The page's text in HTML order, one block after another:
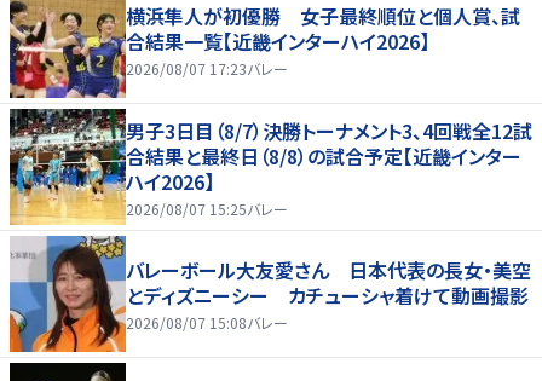
横浜隼人が初優勝 女子最終順位と個人賞、試
合結果一覧【近畿インターハイ2026】
2026/08/07 17:23バレー
男子3日目（8/7）決勝トーナメント3、4回戦全12試
合結果と最終日（8/8）の試合予定【近畿インター
ハイ2026】
2026/08/07 15:25バレー
バレーボール大友愛さん 日本代表の長女・美空
とディズニーシー カチューシャ着けて動画撮影
2026/08/07 15:08バレー